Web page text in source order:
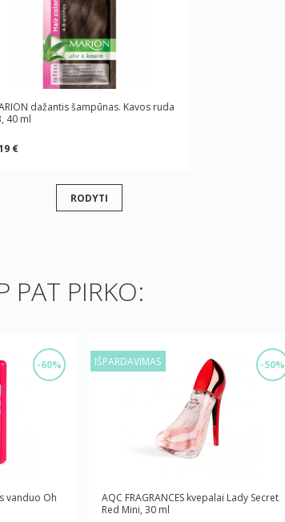
dažantis šampūnas. Kavos ruda
40 ml
€
RODYTI
PAT PIRKO:
-60%
vanduo Oh
-50%
IŠPARDAVIMAS
AQC FRAGRANCES kvepalai Lady Secret
Red Mini, 30 ml